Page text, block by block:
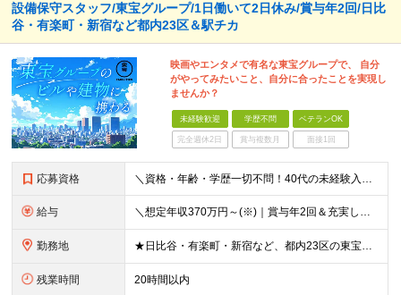
設備保守スタッフ/東宝グループ/1日働いて2日休み/賞与年2回/日比
谷・有楽町・新宿など都内23区＆駅チカ
映画やエンタメで有名な東宝グループで、 自分
がやってみたいこと、自分に合ったことを実現し
ませんか？
未経験歓迎 学歴不問 ベテランOK
完全週休2日 賞与複数月 面接1回
応募資格 ＼資格・年齢・学歴一切不問！40代の未経験入社実績多数！／ ◆未経験歓迎 ◆学歴・職歴・ブランクも一切不問です！ ━━━━━━━━━━━━━━━━━ ◎30代～50代を中心に幅広い年代が活躍中◎ 6
給与 ＼想定年収370万円～(※)｜賞与年2回＆充実した手当あり！／ ◆家族手当 ◆役付手当 ◆資格手当 ◆年末年始勤務手当 ◆宿直手当 ◆交通費支給（6ヶ月分の定期代を支給） ◆残業手当全額支給 ◆月給
勤務地 ★日比谷・有楽町・新宿など、都内23区の東宝グループが所有する施設・ビルへの配属です ★駅チカで通勤便利！ ※転居を伴う転勤はありません ▼ 配属先例 ▼ ＜日比谷・有楽町エリア＞ ・東宝日比谷ビル
残業時間 20時間以内